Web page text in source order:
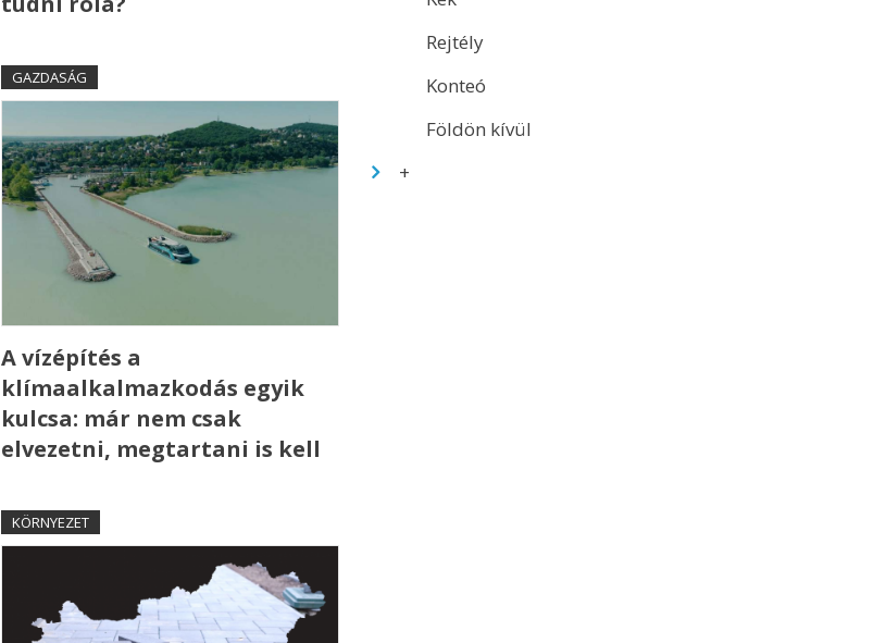
GAZDASÁG
A vízépítés a
klímaalkalmazkodás egyik
kulcsa: már nem csak
elvezetni, megtartani is kell
KÖRNYEZET
Rejtély
Konteó
Földön kívül
+